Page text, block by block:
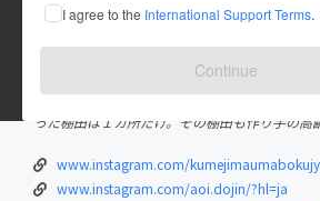
I agree to the International Support Terms.
Continue
在住国：日本 現在地：沖縄県
出身国：日本 出身地：沖縄県
沖縄本島から東約100キロに浮かぶ離島『久
と言われるくらいお米が沢山とれた島でした
った棚田は１カ所だけ。その棚田も作り手の高
www.instagram.com/
www.instagram.com/aoi.dojin/?hl=ja